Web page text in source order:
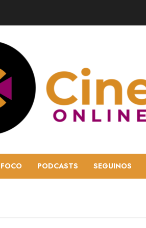
PODCASTS SEGUINOS